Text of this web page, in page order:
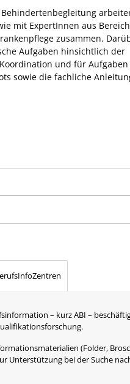
mit ExpertInnen aus
zusammen.
Aufgaben hinsichtlich der
und für Aufgaben
sowie die fachliche
– kurz ABI –
(Folder,
Unterstützung bei der Suche